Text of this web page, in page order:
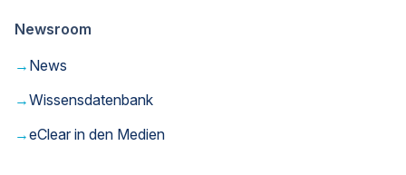
Newsroom
→ News
→Wissensdatenbank
→eClear in den Medien